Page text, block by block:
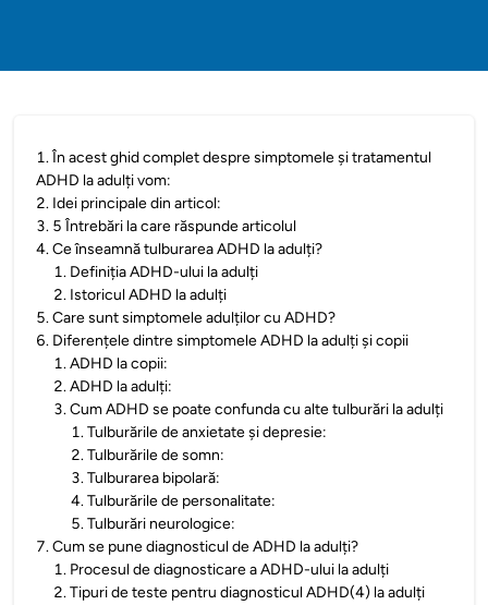
1.În acest ghid complet despre simptomele și tratamentul
ADHD la adulți vom:
2. Idei principale din articol:
3. 5 Întrebări la care răspunde articolul
4.Ce înseamnă tulburarea ADHD la adulți?
1. Definiția ADHD-ului la adulți
2. Istoricul ADHD la adulți
5.Care sunt simptomele adulților cu ADHD?
6. Diferențele dintre simptomele ADHD la adulți și copii
1.ADHD la copii:
2.ADHD la adulți:
3.Cum ADHD se poate confunda cu alte tulburări la adulți
1.Tulburările de anxietate și depresie:
2.Tulburările de somn:
3.Tulburarea bipolară:
4.Tulburările de personalitate:
5.Tulburări neurologice:
7.Cum se pune diagnosticul de ADHD la adulți?
1. Procesul de diagnosticare a ADHD-ului la adulți
2.Tipuri de teste pentru diagnosticul ADHD(4) la adulți